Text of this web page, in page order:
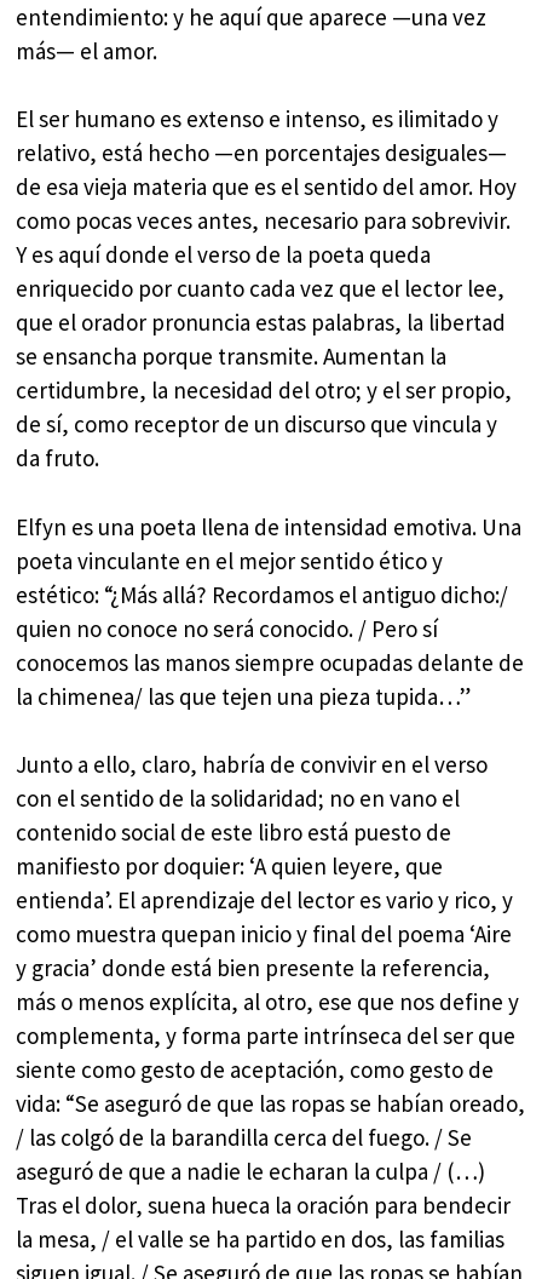
entendimiento: y he aquí que aparece —una vez
más— el amor.
El ser humano es extenso e intenso, es ilimitado y
relativo, está hecho —en porcentajes desiguales—
de esa vieja materia que es el sentido del amor. Hoy
como pocas veces antes, necesario para sobrevivir.
Y es aquí donde el verso de la poeta queda
enriquecido por cuanto cada vez que el lector lee,
que el orador pronuncia estas palabras, la libertad
se ensancha porque transmite. Aumentan la
certidumbre, la necesidad del otro; y el ser propio,
de sí, como receptor de un discurso que vincula y
da fruto.
Elfyn es una poeta llena de intensidad emotiva. Una
poeta vinculante en el mejor sentido ético y
estético: “¿Más allá? Recordamos el antiguo dicho:/
quien no conoce no será conocido. / Pero sí
conocemos las manos siempre ocupadas delante de
la chimenea/ las que tejen una pieza tupida…”
Junto a ello, claro, habría de convivir en el verso
con el sentido de la solidaridad; no en vano el
contenido social de este libro está puesto de
manifiesto por doquier: ‘A quien leyere, que
entienda’. El aprendizaje del lector es vario y rico, y
como muestra quepan inicio y final del poema ‘Aire
y gracia’ donde está bien presente la referencia,
más o menos explícita, al otro, ese que nos define y
complementa, y forma parte intrínseca del ser que
siente como gesto de aceptación, como gesto de
vida: “Se aseguró de que las ropas se habían oreado,
/ las colgó de la barandilla cerca del fuego. / Se
aseguró de que a nadie le echaran la culpa / (…)
Tras el dolor, suena hueca la oración para bendecir
la mesa, / el valle se ha partido en dos, las familias